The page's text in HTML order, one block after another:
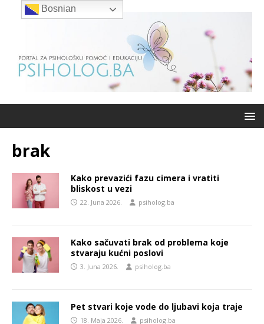
brak
Kako prevazići fazu cimera i vratiti
bliskost u vezi
22. Juna 2026. psiholog.ba
Kako sačuvati brak od problema koje
stvaraju kućni poslovi
3. Juna 2026. psiholog.ba
Pet stvari koje vode do ljubavi koja traje
18. Maja 2026. psiholog.ba
Bosnian